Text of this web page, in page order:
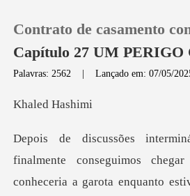
Loja
Histórico
Contrato de casamento
Capítulo 27 UM PERIGO
Palavras: 2562 |Lançado em: 07/05/
ed H
rota enquanto